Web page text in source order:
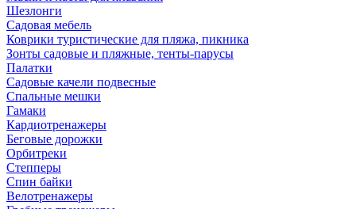
Шезлонги
Садовая мебель
Коврики туристические для пляжа, пикника
Зонты садовые и пляжные, тенты-парусы
Палатки
Садовые качели подвесные
Спальные мешки
Гамаки
Кардиотренажеры
Беговые дорожки
Орбитреки
Степперы
Спин байки
Велотренажеры